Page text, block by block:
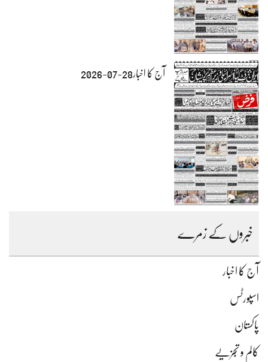
آج کا اخبار28-07-2026
خبروں کے زمرے
آج کا اخبار
اسپورٹس
پاکستان
کالم و تجزیے